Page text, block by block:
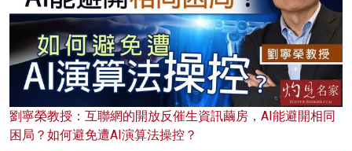
劉寧榮教授：互聯網的開放反催生資訊繭房，AI能避開相同
困局？如何避免遭AI演算法操控？